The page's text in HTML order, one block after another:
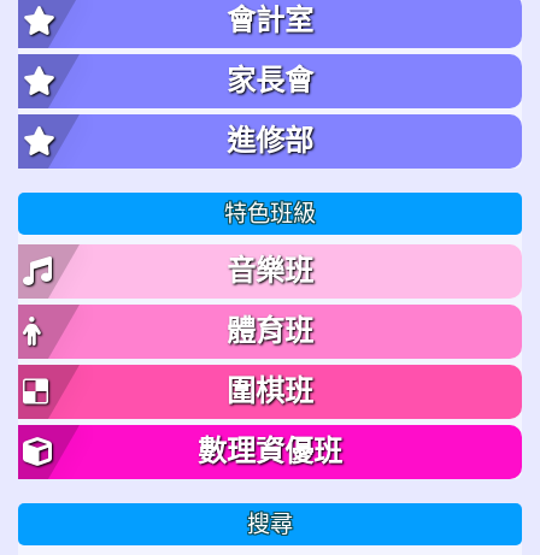
會計室
家長會
進修部
特色班級
音樂班
體育班
圍棋班
數理資優班
搜尋